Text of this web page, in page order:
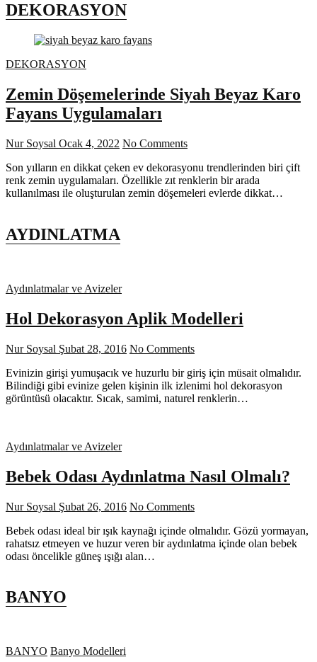
DEKORASYON
DEKORASYON
Zemin Döşemelerinde Siyah Beyaz Karo
Fayans Uygulamaları
Nur Soysal Ocak 4, 2022 No Comments
Son yılların en dikkat çeken ev dekorasyonu trendlerinden biri çift
renk zemin uygulamaları. Özellikle zıt renklerin bir arada
kullanılması ile oluşturulan zemin döşemeleri evlerde dikkat…
AYDINLATMA
Aydınlatmalar ve Avizeler
Hol Dekorasyon Aplik Modelleri
Nur Soysal Şubat 28, 2016 No Comments
Evinizin girişi yumuşacık ve huzurlu bir giriş için müsait olmalıdır.
Bilindiği gibi evinize gelen kişinin ilk izlenimi hol dekorasyon
görüntüsü olacaktır. Sıcak, samimi, naturel renklerin…
Aydınlatmalar ve Avizeler
Bebek Odası Aydınlatma Nasıl Olmalı?
Nur Soysal Şubat 26, 2016 No Comments
Bebek odası ideal bir ışık kaynağı içinde olmalıdır. Gözü yormayan,
rahatsız etmeyen ve huzur veren bir aydınlatma içinde olan bebek
odası öncelikle güneş ışığı alan…
BANYO
BANYO Banyo Modelleri